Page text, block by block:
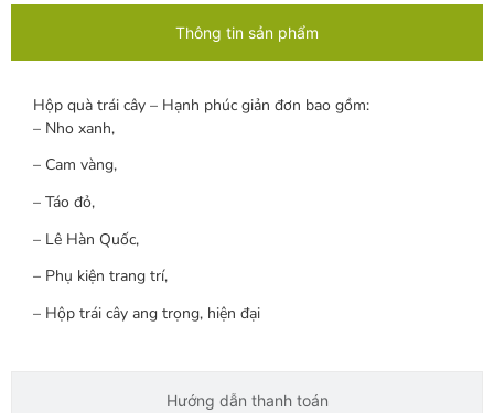
Thông tin sản phẩm
Hướng dẫn thanh toán
Hộp quà trái cây – Hạnh phúc giản đơn bao gồm:
– Nho xanh,
– Cam vàng,
– Táo đỏ,
– Lê Hàn Quốc,
– Phụ kiện trang trí,
– Hộp trái cây ang trọng, hiện đại